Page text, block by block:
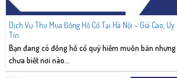
Dịch Vụ Thu Mua Đồng Hồ Cổ Tại Hà Nội – Giá Cao, Uy
Tín
Bạn đang có đồng hồ cổ quý hiếm muốn bán nhưng
chưa biết nơi nào...